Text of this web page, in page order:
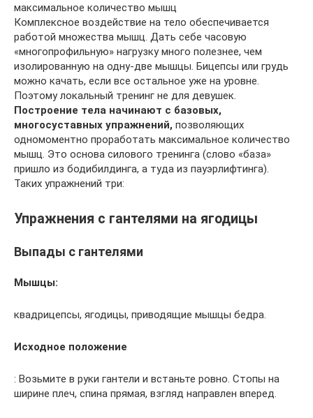
максимальное количество мышц
Комплексное воздействие на тело обеспечивается
работой множества мышц. Дать себе часовую
«многопрофильную» нагрузку много полезнее, чем
изолированную на одну-две мышцы. Бицепсы или грудь
можно качать, если все остальное уже на уровне.
Поэтому локальный тренинг не для девушек.
Построение тела начинают с базовых,
многосуставных упражнений, позволяющих
одномоментно проработать максимальное количество
мышц. Это основа силового тренинга (слово «база»
пришло из бодибилдинга, а туда из пауэрлифтинга).
Таких упражнений три:
Упражнения с гантелями на ягодицы
Выпады с гантелями
Мышцы:
квадрицепсы, ягодицы, приводящие мышцы бедра.
Исходное положение
: Возьмите в руки гантели и встаньте ровно. Стопы на
ширине плеч, спина прямая, взгляд направлен вперед.